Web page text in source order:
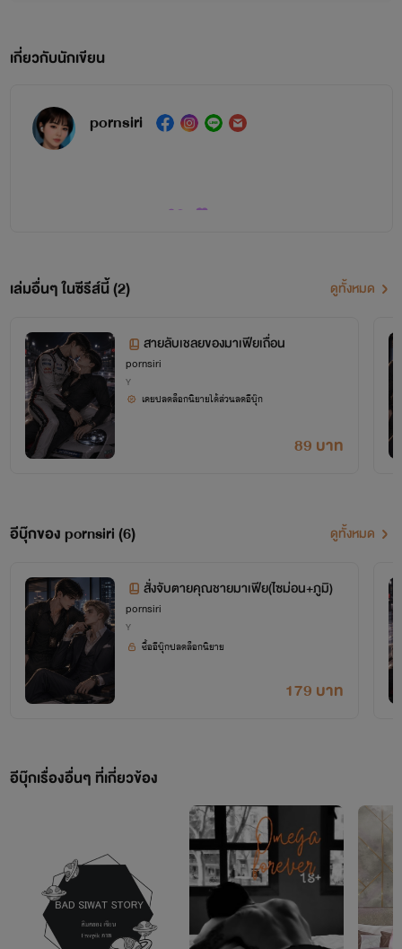
เกี่ยวกับนักเขียน
pornsiri
ขอบคุณทุกๆเหรียญที่เข้ามาสนับสนุนนิยายของไรท์
ผิดถูกประการใดหรือพิมพ์ตัวหนังสือไม่ถูกต้องลีดสามารคอมเม้น
บอกไรท์ได้นะคะจะรีบแก้ไขทันที
หรืออยากให้ไรท์เขียนนิยายแบบไหนสามารถเพิ่มการติดต่อแล้ว
ส่งข้อความบอกไรท์ได้นะคะ
เล่มอื่นๆ ในซีรีส์นี้ (2) ดูทั้งหมด
สายลับเชลยของมาเฟียเถื่อน
pornsiri
Y
89 บาท
เคยปลดล็อกนิยายได้ส่วนลดอีบุ๊ก
อีบุ๊กของ pornsiri (6) ดูทั้งหมด
สั่งจับตายคุณชายมาเฟีย(ไซม่อน+ภูมิ)
pornsiri
Y
179 บาท
ซื้ออีบุ๊กปลดล็อกนิยาย
อีบุ๊กเรื่องอื่นๆ ที่เกี่ยวข้อง